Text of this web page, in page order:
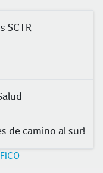
SCTR
de camino al sur!